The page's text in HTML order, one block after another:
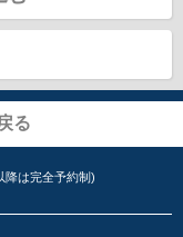
る
降は完全予約制)